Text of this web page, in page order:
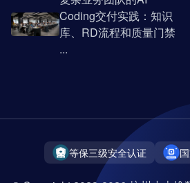
Coding交付实践：知识
库、RD流程和质量门禁
...
等保三级安全认证